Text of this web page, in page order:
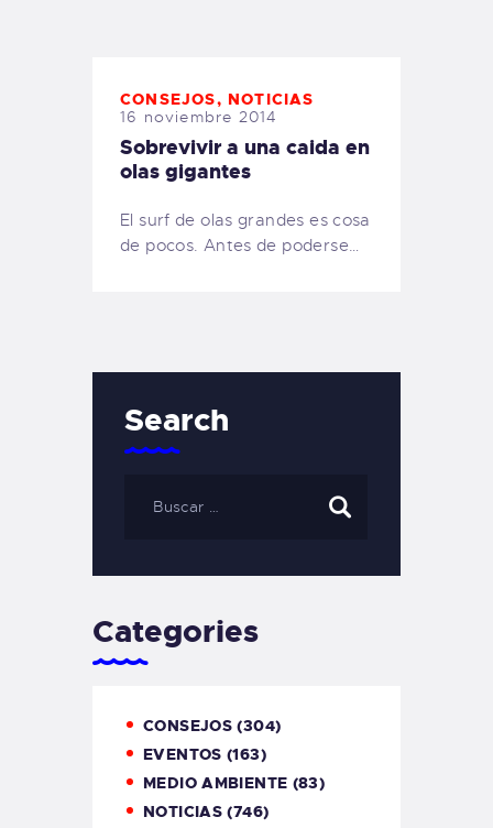
CONSEJOS, NOTICIAS
16 noviembre 2014
Sobrevivir a una caida en
olas gigantes
El surf de olas grandes es cosa
de pocos. Antes de poderse…
Search
Categories
CONSEJOS (304)
EVENTOS (163)
MEDIO AMBIENTE (83)
NOTICIAS (746)